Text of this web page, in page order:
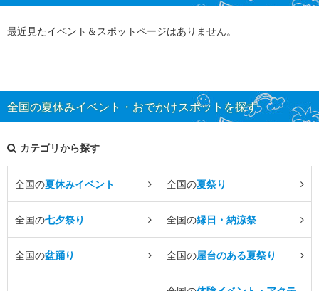
最近見たイベント＆スポットページはありません。
全国の夏休みイベント・おでかけスポットを探す
カテゴリから探す
全国の夏休みイベント 全国の夏祭り
全国の七夕祭り 全国の縁日・納涼祭
全国の盆踊り 全国の屋台のある夏祭り